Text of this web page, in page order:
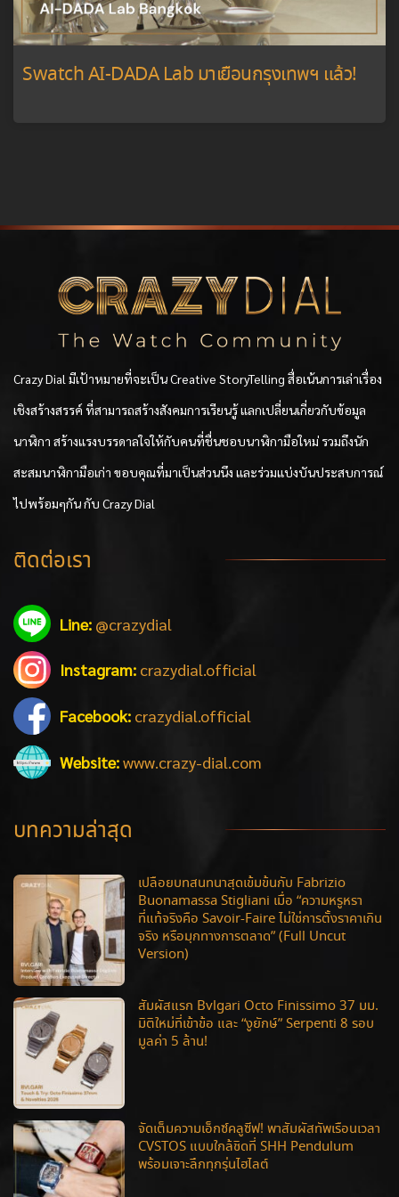
Swatch AI-DADA Lab มาเยือนกรุงเทพฯ แล้ว!
Crazy Dial มีเป้าหมายที่จะเป็น Creative StoryTelling สื่อเน้นการเล่าเรื่อง
เชิงสร้างสรรค์ ที่สามารถสร้างสังคมการเรียนรู้ แลกเปลี่ยนเกี่ยวกับข้อมูล
นาฬิกา สร้างแรงบรรดาลใจให้กับคนที่ชื่นชอบนาฬิกามือใหม่ รวมถึงนัก
สะสมนาฬิกามือเก่า ขอบคุณที่มาเป็นส่วนนึง และร่วมแบ่งบันประสบการณ์
ไปพร้อมๆกัน กับ Crazy Dial
ติดต่อเรา
Line: @crazydial
Instagram: crazydial.official
Facebook: crazydial.official
Website:www.crazy-dial.com
บทความล่าสุด
เปลือยบทสนทนาสุดเข้มข้นกับ Fabrizio
Buonamassa Stigliani เมื่อ “ความหรูหรา
ที่แท้จริงคือ Savoir-Faire ไม่ใช่การตั้งราคาเกิน
จริง หรือมุกทางการตลาด” (Full Uncut
Version)
สัมผัสแรก Bvlgari Octo Finissimo 37 มม.
มิติใหม่ที่เข้าข้อ และ “งูยักษ์” Serpenti 8 รอบ
มูลค่า 5 ล้าน!
จัดเต็มความเอ็กซ์คลูซีฟ! พาสัมผัสทัพเรือนเวลา
CVSTOS แบบใกล้ชิดที่ SHH Pendulum
พร้อมเจาะลึกทุกรุ่นไฮไลต์